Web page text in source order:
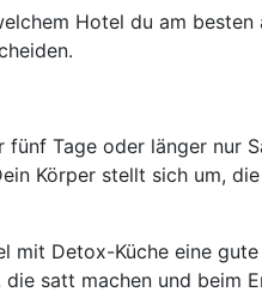
Hotel du am
Tage oder länger nur
Körper stellt sich um,
Detox-Küche eine
satt machen und beim